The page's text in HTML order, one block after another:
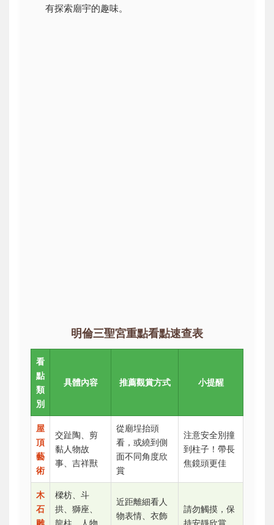
有探索廟宇的趣味。
明倫三聖宮重點看點速查表
看
點
類
別
具體內容 推薦觀賞方式 小提醒
屋
頂
藝
術
交趾陶、剪
黏人物故
事、吉祥獸
從廟埕抬頭
看，或繞到側
面不同角度欣
賞
注意安全別撞
到柱子！帶長
焦鏡頭更佳
木
石
雕
樑枋、斗
拱、獅座、
龍柱、人物
近距離細看人
物表情、衣飾
請勿觸摸，保
持安靜欣賞